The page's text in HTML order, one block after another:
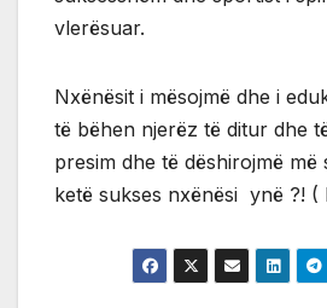
vlerësuar.
Nxënësit i mësojmë dhe i
të bëhen njerëz të ditur dhe
presim dhe të dëshirojmë
ketë sukses nxënësi ynë ?! (